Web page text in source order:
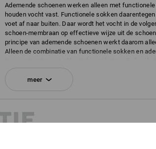
Ademende schoenen werken alleen met
houden vocht vast. Functionele sokken
voet af naar buiten. Daar wordt het vocht in de
schoen-membraan op effectieve wijze uit de
principe van ademende schoenen werkt daarom
Alleen de combinatie van functionele sokken en
vermogen werken.
Meer informatie is te vinden op "Gegevensblad".
Gegevensblad
meer